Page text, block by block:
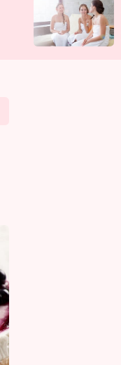
DESIGN